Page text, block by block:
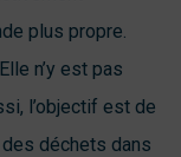
plus propre.
n’y est pas
l’objectif est de
déchets dans